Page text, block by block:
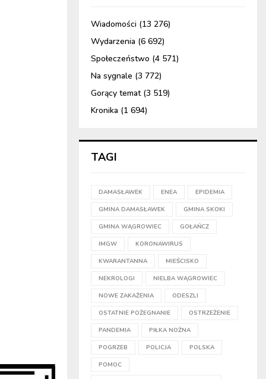
Wiadomości (13 276)
Wydarzenia (6 692)
Społeczeństwo (4 571)
Na sygnale (3 772)
Gorący temat(3 519)
Kronika (1 694)
TAGI
DAMASŁAWEK ENEA EPIDEMIA
GMINA DAMASŁAWEK GMINA SKOKI
GMINA WĄGROWIEC GOŁAŃCZ
IMGW KORONAWIRUS
KWARANTANNA MIEŚCISKO
NEKROLOGI NIELBA WĄGROWIEC
NOWE ZAKAŻENIA ODESZLI
OSTATNIE POŻEGNANIE OSTRZEŻENIE
PANDEMIA PIŁKA NOŻNA
POGRZEB POLICJA POLSKA
POMOC